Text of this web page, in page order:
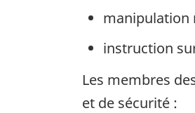
manipulation
instruction
Les membres
et de sécurité :